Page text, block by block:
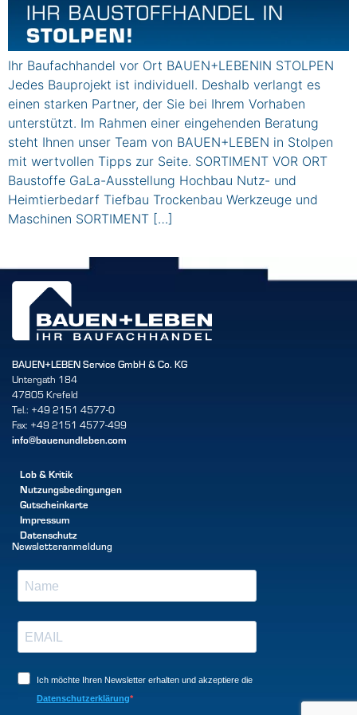
Ihr Baufachhandel vor Ort BAUEN+LEBENIN STOLPEN
Jedes Bauprojekt ist individuell. Deshalb verlangt es
einen starken Partner, der Sie bei Ihrem Vorhaben
unterstützt. Im Rahmen einer eingehenden Beratung
steht Ihnen unser Team von BAUEN+LEBEN in Stolpen
mit wertvollen Tipps zur Seite. SORTIMENT VOR ORT
Baustoffe GaLa-Ausstellung Hochbau Nutz- und
Heimtierbedarf Tiefbau Trockenbau Werkzeuge und
Maschinen SORTIMENT […]
BAUEN+LEBEN Service GmbH & Co. KG
Untergath 184
47805 Krefeld
Tel.: +49 2151 4577-0
Fax: +49 2151 4577-499
info@bauenundleben.com
Lob & Kritik
Nutzungsbedingungen
Gutscheinkarte
Impressum
Datenschutz
Newsletteranmeldung
Ich möchte Ihren Newsletter erhalten und akzeptiere die
Datenschutzerklärung